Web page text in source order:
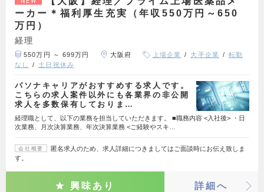
ーカー＊福利厚生充実（年収550万円～650
万円）
経理
550万円 ～ 699万円 大阪府 上場企業 大手企業
転勤
なし
土日祝休み
パソナキャリアがおすすめする求人です。
こちらの求人案件以外にも各業界の非公開
求人を多数保有しておりま…
経理職として、以下の業務を担当していただきます。 ■職務内容 <入社後> ・日
次業務、月次決算業務、年次決算業務 <ご経験やスキ…
会社概要
匿名求人のため、求人詳細につきましてはご面談時にお伝え致しま
す。
興味あり 詳細へ